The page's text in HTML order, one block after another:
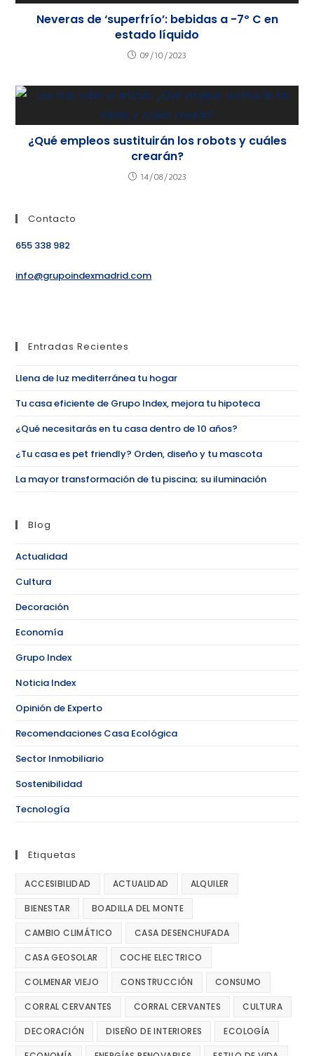
Neveras de ‘superfrío’: bebidas a -7º C en
estado líquido
09/10/2023
¿Qué empleos sustituirán los robots y cuáles
crearán?
14/08/2023
Contacto
655 338 982
info@grupoindexmadrid.com
Entradas Recientes
Llena de luz mediterránea tu hogar
Tu casa eficiente de Grupo Index, mejora tu hipoteca
¿Qué necesitarás en tu casa dentro de 10 años?
¿Tu casa es pet friendly? Orden, diseño y tu mascota
La mayor transformación de tu piscina; su iluminación
Blog
Actualidad
Cultura
Decoración
Economía
Grupo Index
Noticia Index
Opinión de Experto
Recomendaciones Casa Ecológica
Sector Inmobiliario
Sostenibilidad
Tecnología
Etiquetas
ACCESIBILIDAD ACTUALIDAD ALQUILER
BIENESTAR BOADILLA DEL MONTE
CAMBIO CLIMÁTICO CASA DESENCHUFADA
CASA GEOSOLAR COCHE ELECTRICO
COLMENAR VIEJO CONSTRUCCIÓN CONSUMO
CORRAL CERVANTES CORRAL CERVANTES CULTURA
DECORACIÓN DISEÑO DE INTERIORES ECOLOGÍA